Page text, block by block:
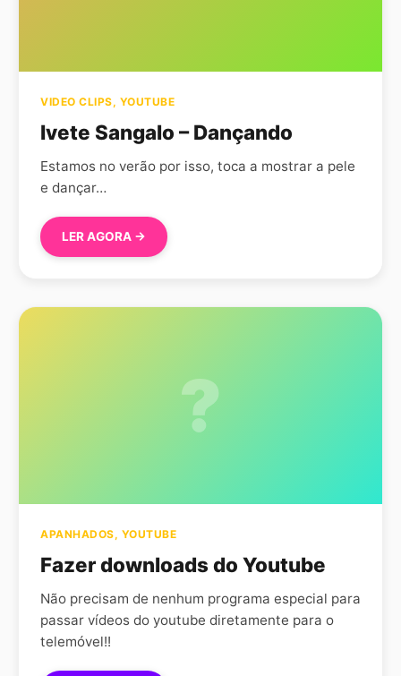
VIDEO CLIPS, YOUTUBE
Ivete Sangalo – Dançando
Estamos no verão por isso, toca a mostrar a pele
e dançar…
LER AGORA →
?
APANHADOS, YOUTUBE
Fazer downloads do Youtube
Não precisam de nenhum programa especial para
passar vídeos do youtube diretamente para o
telemóvel!!